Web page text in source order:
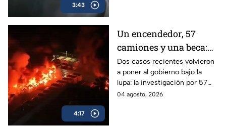
3:43
crimen organizado.
4:17
Un encendedor, 57
camiones y una beca:
las polémicas que
persiguen al gobierno
Dos casos recientes volvieron
a poner al gobierno bajo la
lupa: la investigación por 57
camiones incendiados y la
04 agosto, 2026